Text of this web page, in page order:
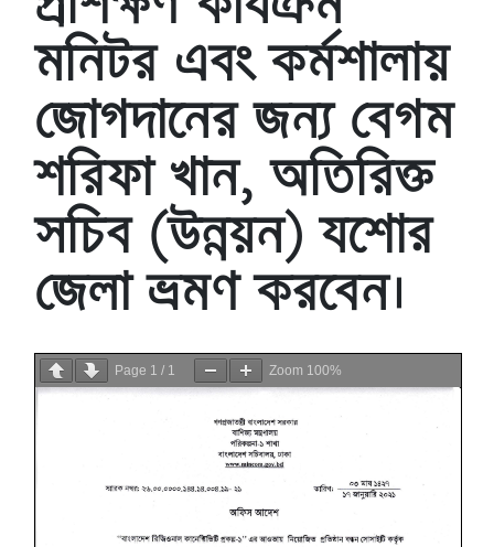
মনিটর এবং কর্মশালায়
জোগদানের জন্য বেগম
শরিফা খান, অতিরিক্ত
সচিব (উন্নয়ন) যশোর
জেলা ভ্রমণ করবেন।
Page 1 / 1 Zoom 100%